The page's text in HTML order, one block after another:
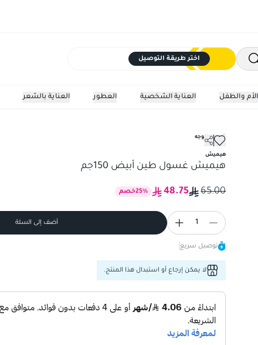
اختر طريقة التوصيل
العناية بالشعر العطور العناية الشخصية الأم والطفل
هيميش غسول طين أبيض 150جم
غسول الوجه
هيميش
هيميش غسول طين أبيض 150جم
65.00
48.75
25% خصم
1 أضف إلى السلة
توصيل سريع
لا يمكن إرجاع أو استبدال هذا المنتج.